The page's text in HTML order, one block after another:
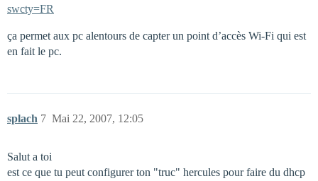
swcty=FR
ça permet aux pc alentours de capter un point d’accès Wi-Fi qui est
en fait le pc.
splach Mai 22, 2007, 12:05
7
Salut a toi
est ce que tu peut configurer ton "truc" hercules pour faire du dhcp